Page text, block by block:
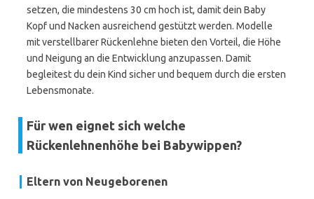
setzen, die mindestens 30 cm hoch ist, damit dein Baby
Kopf und Nacken ausreichend gestützt werden. Modelle
mit verstellbarer Rückenlehne bieten den Vorteil, die Höhe
und Neigung an die Entwicklung anzupassen. Damit
begleitest du dein Kind sicher und bequem durch die ersten
Lebensmonate.
Für wen eignet sich welche
Rückenlehnenhöhe bei Babywippen?
Eltern von Neugeborenen